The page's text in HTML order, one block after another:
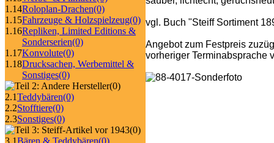
1.14Roloplan-Drachen(0)
1.15Fahrzeuge & Holzspielzeug(0)
1.16Repliken, Limited Editions &
Sonderserien(0)
1.17Konvolute(0)
1.18Drucksachen, Werbemittel &
Sonstiges(0)
(0)
2.1Teddybären(0)
2.2Stofftiere(0)
2.3Sonstiges(0)
(0)
3.1Bären & Teddybären(0)
vgl. Buch "Steiff Sortiment
Angebot zum Festpreis
vorheriger Terminabsprache